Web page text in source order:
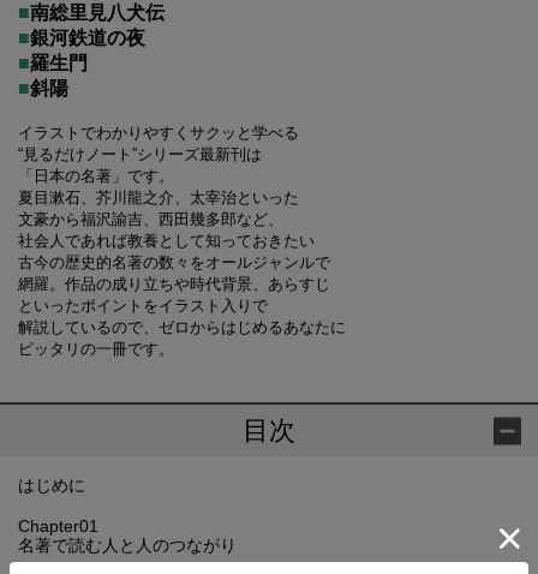
■南総里見八犬伝
■銀河鉄道の夜
■羅生門
■斜陽
イラストでわかりやすくサクッと学べる
“見るだけノート”シリーズ最新刊は
「日本の名著」です。
夏目漱石、芥川龍之介、太宰治といった
文豪から福沢諭吉、西田幾多郎など、
社会人であれば教養として知っておきたい
古今の歴史的名著の数々をオールジャンルで
網羅。作品の成り立ちや時代背景、あらすじ
といったポイントをイラスト入りで
解説しているので、ゼロからはじめるあなたに
ピッタリの一冊です。
目次
はじめに
Chapter01
名著で読む人と人のつながり